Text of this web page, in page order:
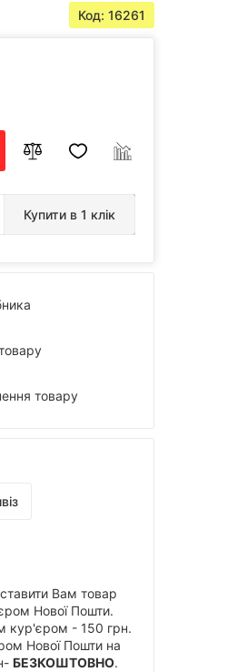
Код: 16261
Купити в 1 клік
товару
Вам товар
Нової Пошти.
кур'єром - 150 грн.
Нової Пошти на
БЕЗКОШТОВНО.